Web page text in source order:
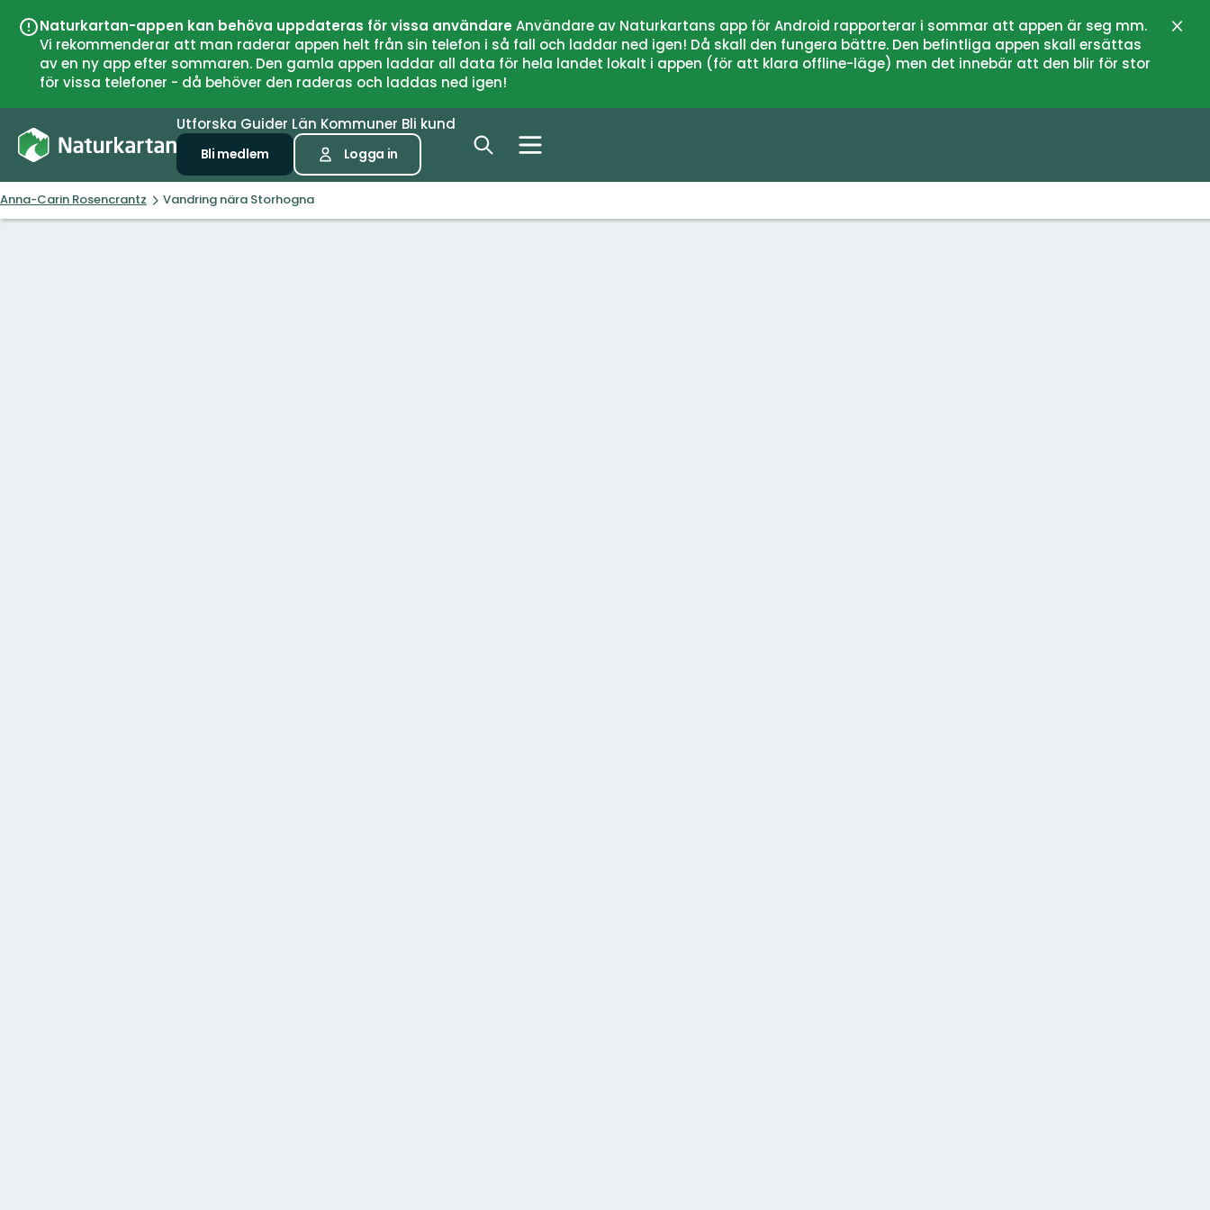
Naturkartan-appen kan behöva uppdateras för vissa användareAnvändare av Naturkartans app för Android rapporterar i sommar att appen är seg mm.
Vi rekommenderar att man raderar appen helt från sin telefon i så fall och laddar ned igen! Då skall den fungera bättre. Den befintliga appen skall ersättas
av en ny app efter sommaren. Den gamla appen laddar all data för hela landet lokalt i appen (för att klara offline-läge) men det innebär att den blir för stor
för vissa telefoner - då behöver den raderas och laddas ned igen!
Utforska Guider Län Kommuner Bli kund
Bli medlem Logga in
Anna-Carin Rosencrantz Vandring nära Storhogna